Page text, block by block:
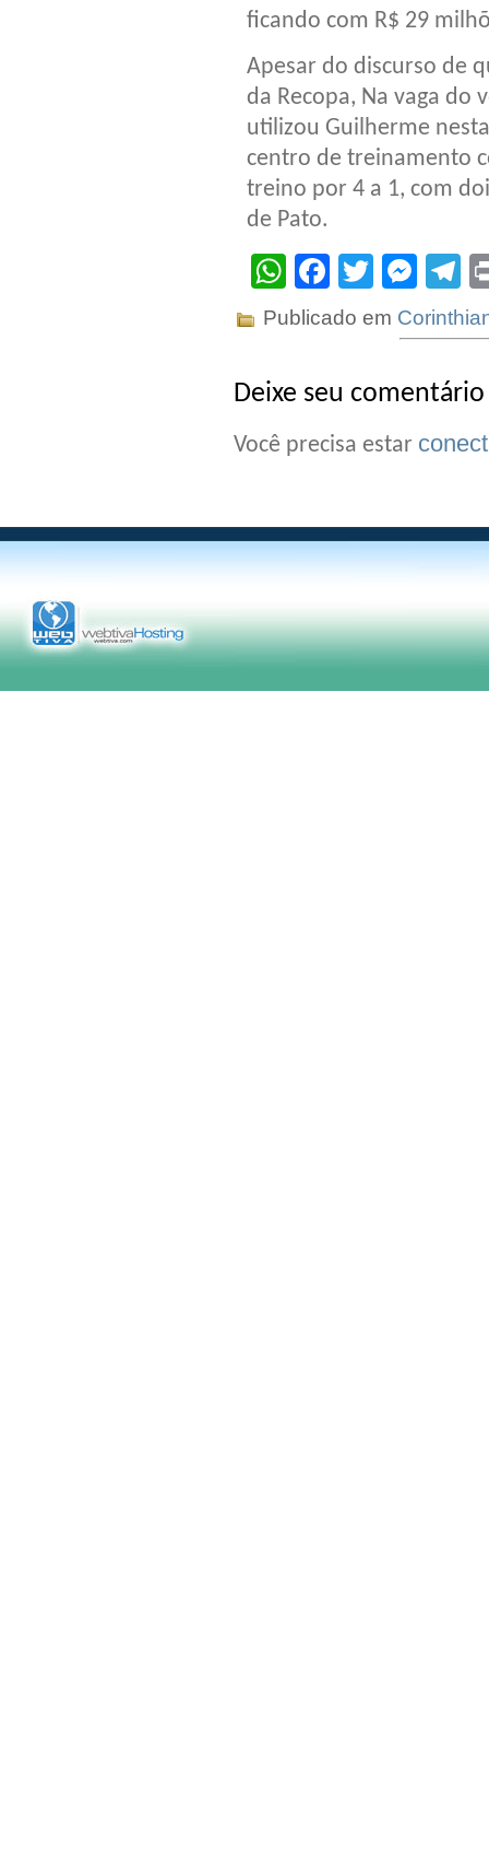
ficando com R$ 29
Apesar do discurso de
da Recopa, Na vaga do
utilizou Guilherme
centro de treinamento
treino por 4 a 1, com
de Pato.
WhatsApp
Facebook
Twitter
Publicado em
Deixe seu comentário
Você precisa estar